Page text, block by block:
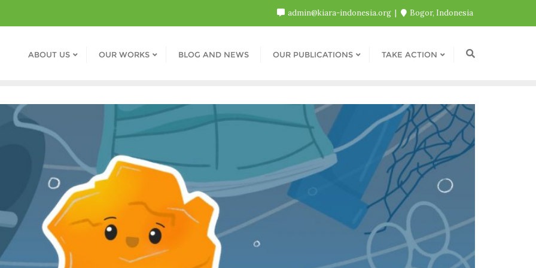
admin@kiara-indonesia.org Bogor, Indonesia
ABOUT US OUR WORKS BLOG AND NEWS OUR PUBLICATIONS TAKE ACTION